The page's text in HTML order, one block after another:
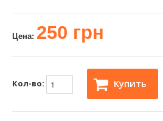
Цена: 250 грн
Кол-во: Купить